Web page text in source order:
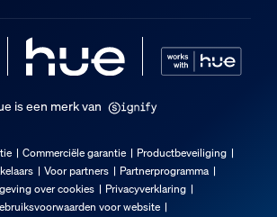
app en dimmer
index (CRI)
is een merk van
Commerciële garantie
Productbeveiliging
Voor partners
Partnerprogramma
over cookies
Privacyverklaring
voor website